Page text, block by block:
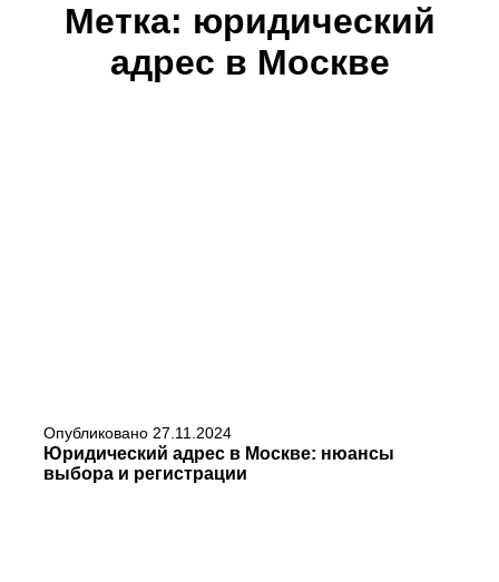
Метка: юридический
адрес в Москве
Опубликовано 27.11.2024
Юридический адрес в Москве: нюансы
выбора и регистрации